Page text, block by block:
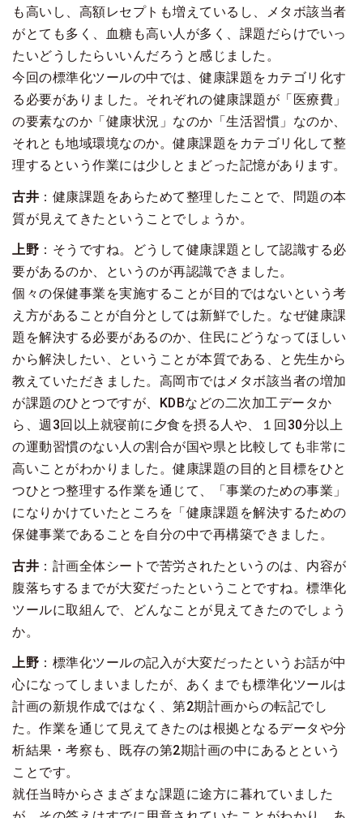
も高いし、高額レセプトも増えているし、メタボ該当者
がとても多く、血糖も高い人が多く、課題だらけでいっ
たいどうしたらいいんだろうと感じました。
今回の標準化ツールの中では、健康課題をカテゴリ化す
る必要がありました。それぞれの健康課題が「医療費」
の要素なのか「健康状況」なのか「生活習慣」なのか、
それとも地域環境なのか。健康課題をカテゴリ化して整
理するという作業には少しとまどった記憶があります。
古井 ：健康課題をあらためて整理したことで、問題の本
質が見えてきたということでしょうか。
上野 ：そうですね。どうして健康課題として認識する必
要があるのか、というのが再認識できました。
個々の保健事業を実施することが目的ではないという考
え方があることが自分としては新鮮でした。なぜ健康課
題を解決する必要があるのか、住民にどうなってほしい
から解決したい、ということが本質である、と先生から
教えていただきました。高岡市ではメタボ該当者の増加
が課題のひとつですが、KDBなどの二次加工データか
ら、週3回以上就寝前に夕食を摂る人や、１回30分以上
の運動習慣のない人の割合が国や県と比較しても非常に
高いことがわかりました。健康課題の目的と目標をひと
つひとつ整理する作業を通じて、「事業のための事業」
になりかけていたところを「健康課題を解決するための
保健事業であることを自分の中で再構築できました。
古井 ：計画全体シートで苦労されたというのは、内容が
腹落ちするまでが大変だったということですね。標準化
ツールに取組んで、どんなことが見えてきたのでしょう
か。
上野 ：標準化ツールの記入が大変だったというお話が中
心になってしまいましたが、あくまでも標準化ツールは
計画の新規作成ではなく、第2期計画からの転記でし
た。作業を通じて見えてきたのは根拠となるデータや分
析結果・考察も、既存の第2期計画の中にあるとという
ことです。
就任当時からさまざまな課題に途方に暮れていました